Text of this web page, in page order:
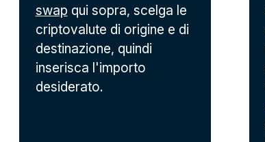
swap qui sopra, scelga le
criptovalute di origine e di
destinazione, quindi
inserisca l'importo
desiderato.